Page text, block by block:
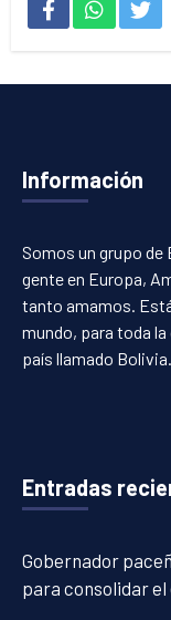
Información
Somos un grupo de
gente en Europa,
tanto amamos.
mundo, para toda
país llamado Bolivia.
Entradas
Gobernador
para consolidar el